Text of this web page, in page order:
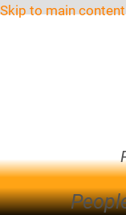
Skip to main content